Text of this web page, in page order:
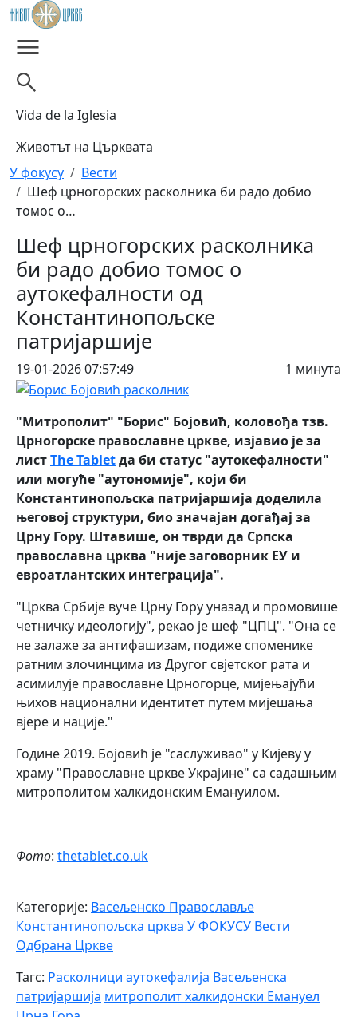
Skip to main content
Vida de la Iglesia
Животът на Църквата
Breadcrumb
У фокусу
Вести
Шеф црногорских расколника би радо добио
томос о…
Шеф црногорских расколника
би радо добио томос о
аутокефалности од
Константинопољске
патријаршије
19-01-2026 07:57:49 1 минута
"Митрополит" "Борис" Бојовић, коловођа тзв.
Црногорске православне цркве, изјавио је за
листThe Tabletда би статус "аутокефалности"
или могуће "аутономије", који би
Константинопољска патријаршија доделила
његовој структури, био значајан догађај за
Црну Гору. Штавише, он тврди да Српска
православна црква "није заговорник ЕУ и
евроатлантских интеграција".
"Црква Србије вуче Црну Гору уназад и промовише
четничку идеологију", рекао је шеф "ЦПЦ". "Она се
не залаже за антифашизам, подиже споменике
ратним злочинцима из Другог свјетског рата и
асимилује православне Црногорце, мијењајући
њихов национални идентитет путем мијешања
вјере и нације."
Године 2019. Бојовић је "саслуживао" у Кијеву у
храму "Православне цркве Украјине" са садашњим
митрополитом халкидонским Емануилом.
Фото: thetablet.co.uk
Категорије: Васељенско Православље
Константинопољска црква У ФОКУСУ Вести
Одбрана Цркве
Тагс: Расколници аутокефалија Васељенска
патријаршија митрополит халкидонски Емануел